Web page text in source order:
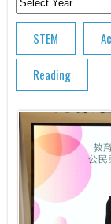
STEM
Reading